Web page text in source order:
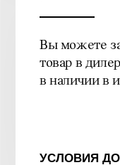
Вы можете
товар в
в наличии в
УСЛОВИЯ